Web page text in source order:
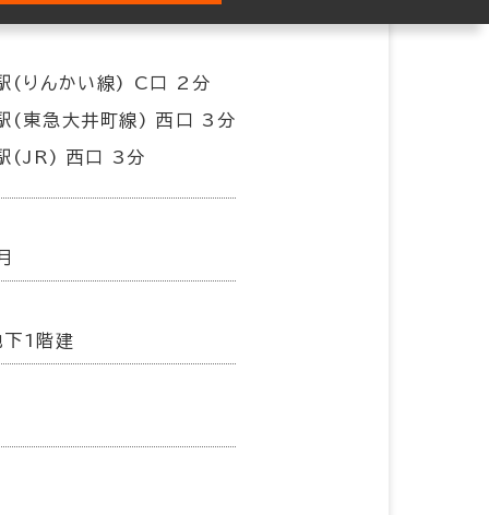
(りんかい線) C口 2分
(東急大井町線) 西口 3分
(JR) 西口 3分
1階建